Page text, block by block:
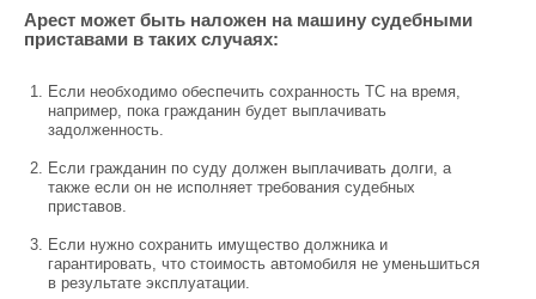
Арест может быть наложен на машину судебными
приставами в таких случаях:
Если необходимо обеспечить сохранность ТС на время,
например, пока гражданин будет выплачивать
задолженность.
Если гражданин по суду должен выплачивать долги, а
также если он не исполняет требования судебных
приставов.
Если нужно сохранить имущество должника и
гарантировать, что стоимость автомобиля не уменьшиться
в результате эксплуатации.